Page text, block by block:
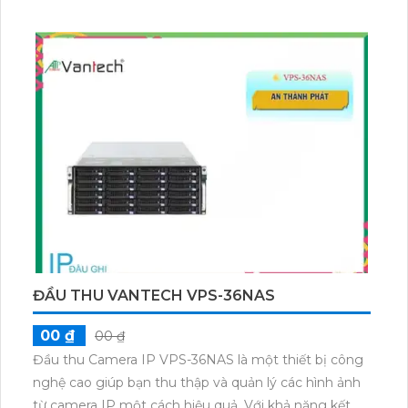
Camera này cung cấp hình ảnh đến 2.0 MP, cho bạn
trải nghiệm giám sát chất lượng cao ngay trên thiết
bị điện thoại. Hình ảnh sáng đẹp và chất lượng giám
sát ổn định từ xa, giúp bạn yên tâm bảo vệ tài sản
giản, chỉ cần kết nối với thiết bị điện thoại là bạn đã
có thể bắt đầu sử dụng ngay.
ĐẦU THU VANTECH VPS-36NAS
00 ₫
00 ₫
Đầu thu Camera IP VPS-36NAS là một thiết bị công
nghệ cao giúp bạn thu thập và quản lý các hình ảnh